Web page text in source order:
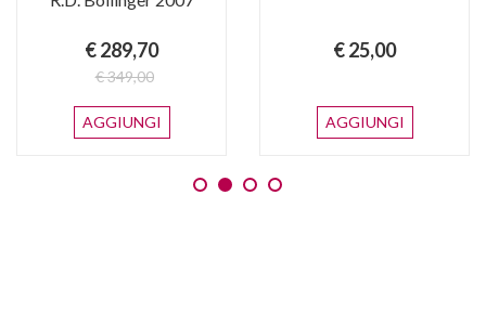
€ 289,70
€ 349,00
AGGIUNGI
€ 25,00
AGGIUNGI